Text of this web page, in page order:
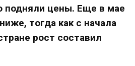
подняли цены. Еще в мае
тогда как с начала
рост составил